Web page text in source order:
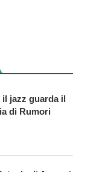
il jazz guarda il
di Rumori